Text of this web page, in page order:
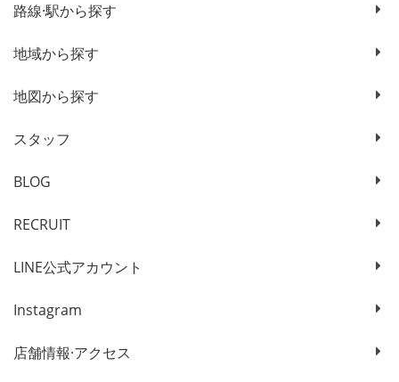
路線·駅から探す
地域から探す
地図から探す
スタッフ
BLOG
RECRUIT
LINE公式アカウント
Instagram
店舗情報·アクセス